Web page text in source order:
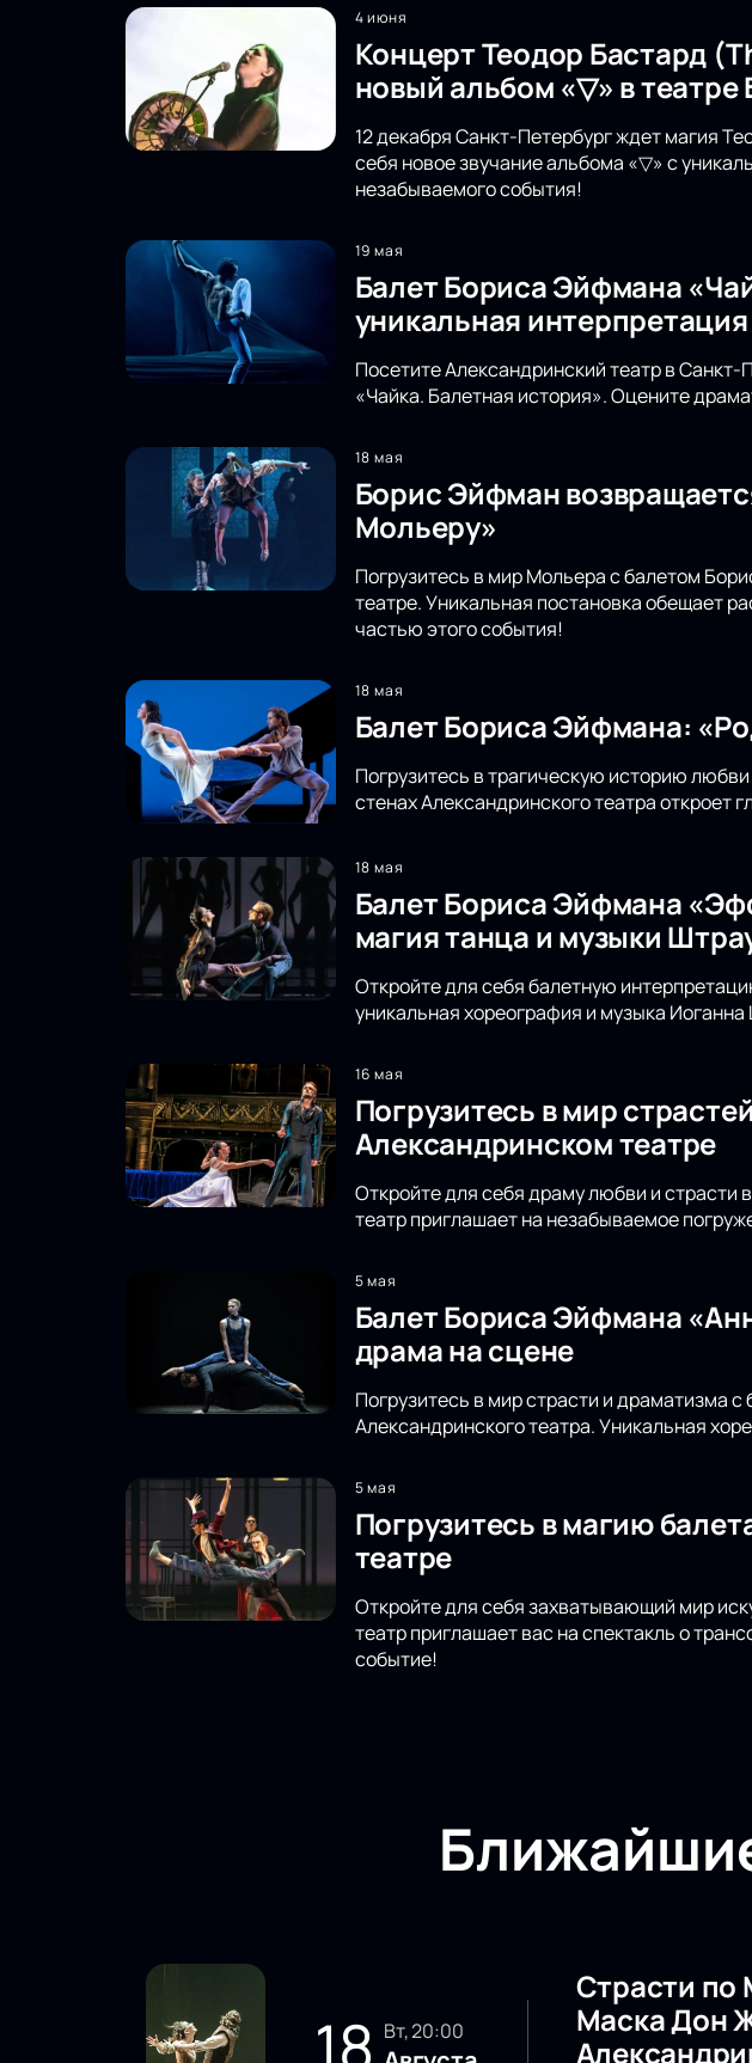
4 июня
Концерт Теодор Бастард
новый альбом «▽» в
12 декабря Санкт-Петербург ждет магия
себя новое звучание альбома «▽» с
незабываемого события!
19 мая
Балет Бориса Эйфмана
уникальная
Посетите Александринский театр в
«Чайка. Балетная история». Оцените
18 мая
Борис Эйфман
Мольеру»
Погрузитесь в мир Мольера с балетом
театре. Уникальная постановка обещает
частью этого события!
18 мая
Балет Бориса Эйфмана:
Погрузитесь в трагическую историю
стенах Александринского театра откроет
18 мая
Балет Бориса Эйфмана
магия танца и музыки
Откройте для себя балетную
уникальная хореография и музыка
16 мая
Погрузитесь в мир
Александринском театре
Откройте для себя драму любви и страсти
театр приглашает на незабываемое
5 мая
Балет Бориса Эйфмана
драма на сцене
Погрузитесь в мир страсти и драматизма
Александринского театра. Уникальная
5 мая
Погрузитесь в магию
театре
Откройте для себя захватывающий мир
театр приглашает вас на спектакль о
событие!
вт, 20:00
Страсти по
Маска Дон